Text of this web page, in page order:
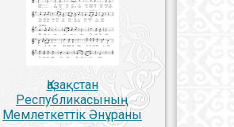
Қазақстан
Республикасының
Мемлеткеттік Әнұраны